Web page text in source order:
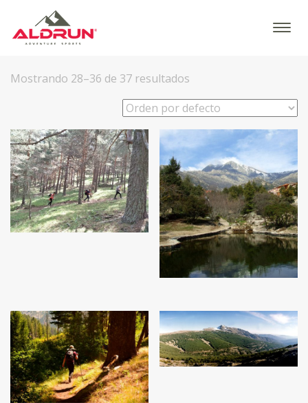
Mostrando 28–36 de 37 resultados
25€
25€
25€